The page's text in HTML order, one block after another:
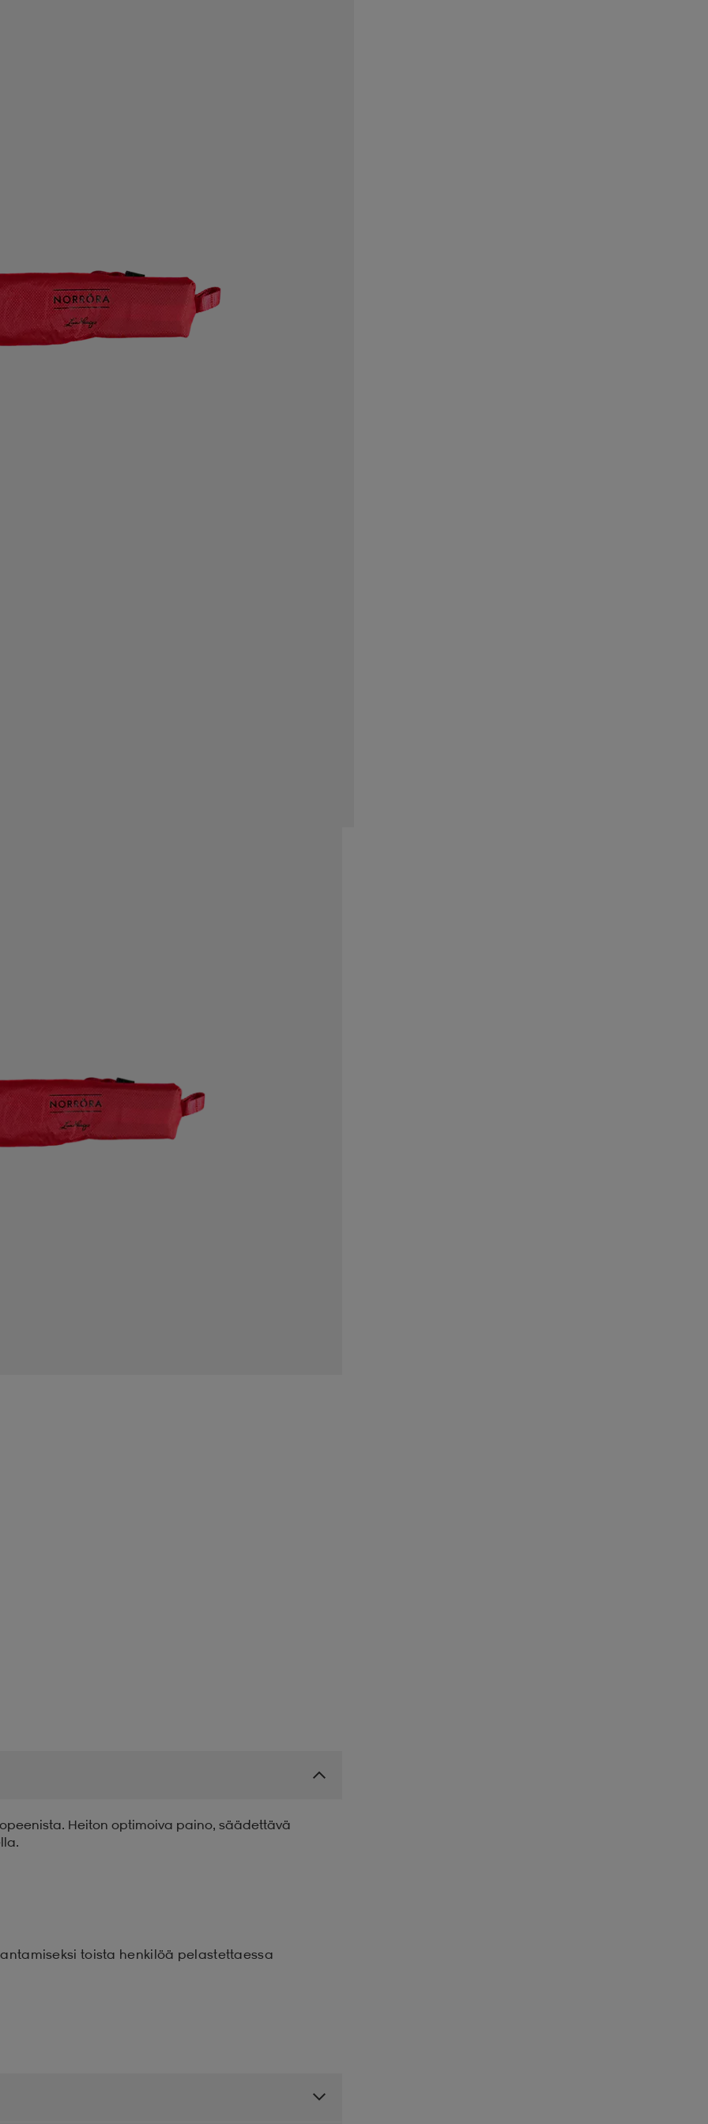
Heiton optimoiva paino, säädettävä
toista henkilöä pelastettaessa